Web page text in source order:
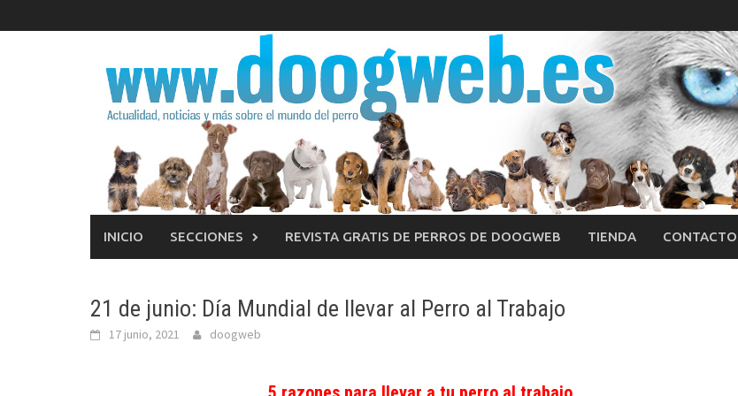
al
INICIO SECCIONES REVISTA GRATIS DE PERROS DE DOOGWEB TIENDA CONTACTO
21 de junio: Día Mundial de llevar al Perro al Trabajo
17 junio, 2021 doogweb